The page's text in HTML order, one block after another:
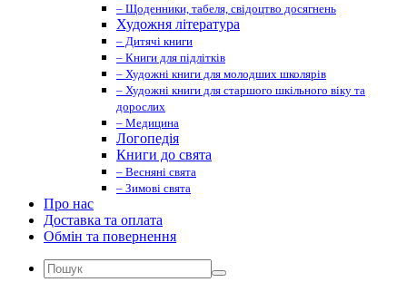
– Щоденники, табеля, свідоцтво досягнень
Художня література
– Дитячі книги
– Книги для підлітків
– Художні книги для молодших школярів
– Художні книги для старшого шкільного віку та
дорослих
– Медицина
Логопедія
Книги до свята
– Весняні свята
– Зимові свята
Про нас
Доставка та оплата
Обмін та повернення